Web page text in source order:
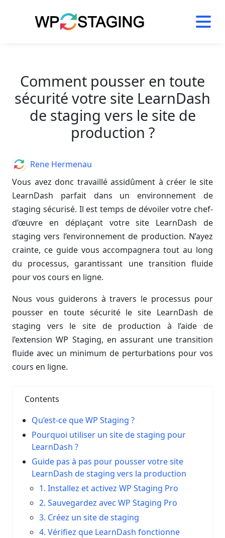
Comment pousser en toute
sécurité votre site LearnDash
de staging vers le site de
production ?
Vous avez donc travaillé assidûment à créer le site
LearnDash parfait dans un environnement de
staging sécurisé. Il est temps de dévoiler votre chef-
d’œuvre en déplaçant votre site LearnDash de
staging vers l’environnement de production. N’ayez
crainte, ce guide vous accompagnera tout au long
du processus, garantissant une transition fluide
pour vos cours en ligne.
Nous vous guiderons à travers le processus pour
pousser en toute sécurité le site LearnDash de
staging vers le site de production à l’aide de
l’extension WP Staging, en assurant une transition
fluide avec un minimum de perturbations pour vos
cours en ligne.
Contents
Qu’est-ce que WP Staging ?
Pourquoi utiliser un site de staging pour
LearnDash ?
Guide pas à pas pour pousser votre site
LearnDash de staging vers la production
1. Installez et activez WP Staging Pro
2. Sauvegardez avec WP Staging Pro
3. Créez un site de staging
4. Vérifiez que LearnDash fonctionne
AuthorRene Hermenau